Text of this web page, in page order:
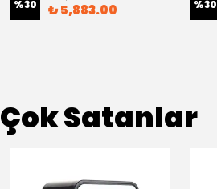
%30 ₺ 5,883.00 %30
Çok Satanlar